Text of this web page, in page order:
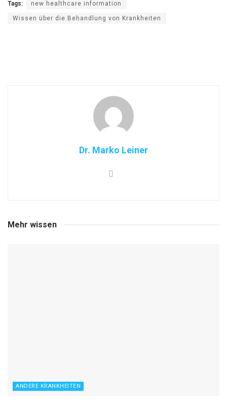
Tags: new healthcare information
Wissen über die Behandlung von Krankheiten
Dr. Marko Leiner
Mehr wissen
ANDERE KRANKHEITEN